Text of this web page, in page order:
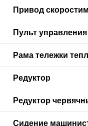
Привод
Пульт управления
Рама тележки
Редуктор
Редуктор
Сидение